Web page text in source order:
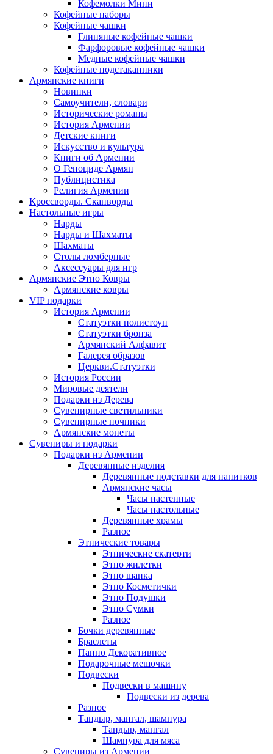
Кофемолки Мини
Кофейные наборы
Кофейные чашки
Глиняные кофейные чашки
Фарфоровые кофейные чашки
Медные кофейные чашки
Кофейные подстаканники
Армянские книги
Новинки
Самоучители, словари
Исторические романы
История Армении
Детские книги
Иcкусство и культура
Книги об Армении
О Геноциде Армян
Публицистика
Религия Армении
Кроссворды. Сканворды
Настольные игры
Нарды
Нарды и Шахматы
Шахматы
Столы ломберные
Аксессуары для игр
Армянские Этно Ковры
Армянские ковры
VIP подарки
История Армении
Статуэтки полистоун
Статуэтки бронза
Армянский Алфавит
Галерея образов
Церкви.Статуэтки
История России
Мировые деятели
Подарки из Дерева
Сувенирные светильники
Сувенирные ночники
Армянские монеты
Сувениры и подарки
Подарки из Армении
Деревянные изделия
Деревянные подставки для напитков
Армянские часы
Часы настенные
Часы настольные
Деревянные храмы
Разное
Этнические товары
Этнические скатерти
Этно жилетки
Этно шапка
Этно Косметички
Этно Подушки
Этно Сумки
Разное
Бочки деревянные
Браслеты
Панно Декоративное
Подарочные мешочки
Подвески
Подвески в машину
Подвески из дерева
Разное
Тандыр, мангал, шампура
Тандыр, мангал
Шампура для мяса
Сувениры из Армении